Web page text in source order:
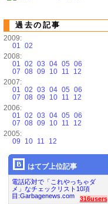
過去の記事
2009:
01 02
2008:
01 02 03 04 05 06
07 08 09 10 11
12
2007:
01 02 03 04 05 06
07 08 09 10 11
12
2006:
01 02 03 04 05 06
07 08 09 10 11
12
2005:
09
10 11 12
はてブ上位記事
電話応対で「これやっちゃダ
メ」なチェックリスト10項
目:Garbagenews.com
316users